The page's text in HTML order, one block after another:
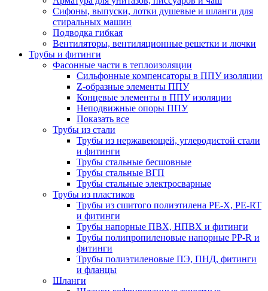
Сифоны, выпуски, лотки душевые и шланги для
стиральных машин
Подводка гибкая
Вентиляторы, вентиляционные решетки и лючки
Трубы и фитинги
Фасонные части в теплоизоляции
Cильфонные компенсаторы в ППУ изоляции
Z-образные элементы ППУ
Концевые элементы в ППУ изоляции
Неподвижные опоры ППУ
Показать все
Трубы из стали
Трубы из нержавеющей, углеродистой стали
и фитинги
Трубы стальные бесшовные
Трубы стальные ВГП
Трубы стальные электросварные
Трубы из пластиков
Трубы из сшитого полиэтилена PE-X, PE-RT
и фитинги
Трубы напорные ПВХ, НПВХ и фитинги
Трубы полипропиленовые напорные PP-R и
фитинги
Трубы полиэтиленовые ПЭ, ПНД, фитинги
и фланцы
Шланги